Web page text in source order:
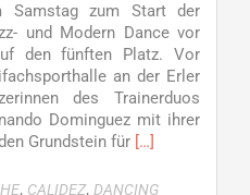
Samstag zum Start der
und Modern Dance vor
den fünften Platz. Vor
an der Erler
des Trainerduos
Dominguez mit ihrer
Grundstein für Read
about
[…]
, CALIDEZ, DANCING